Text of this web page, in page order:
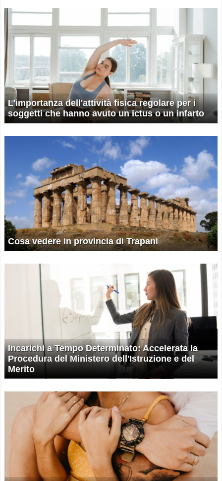
L'importanza dell'attività fisica regolare per i
soggetti che hanno avuto un ictus o un infarto
Cosa vedere in provincia di Trapani
Incarichi a Tempo Determinato: Accelerata la
Procedura del Ministero dell'Istruzione e del
Merito